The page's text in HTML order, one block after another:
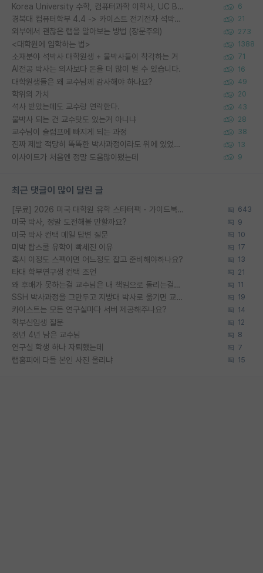
Korea University 수학, 컴퓨터과학 이학사, UC Berkeley 산업공학 대학원 공학박사가 되는 것은 쉽지 않겠죠? 6
경북대 컴퓨터학부 4.4 -> 카이스트 전기전자 석박사통합과정 합격 21
외부에서 괜찮은 랩을 알아보는 방법 (장문주의) 273
<대학원에 입학하는 법> 1388
소재분야 석박사 대학원생 + 물박사들이 착각하는 거 71
AI전공 박사는 의사보다 돈을 더 많이 벌 수 있습니다. 16
대학원생들은 왜 교수님께 감사해야 하나요? 49
학위의 가치 20
석사 받았는데도 교수랑 연락한다. 43
물박사 되는 건 교수탓도 있는거 아니냐 28
교수님이 슬럼프에 빠지게 되는 과정 38
진짜 제발 적당히 똑똑한 박사과정이라도 위에 있었으면.. 13
이사이트가 처음엔 정말 도움많이됐는데 9
최근 댓글이 많이 달린 글
[무료] 2026 미국 대학원 유학 스타터팩 - 가이드북 & 합격자 컨택메일 템플릿 643
미국 박사, 정말 도전해볼 만할까요? 9
미국 박사 컨택 메일 답변 질문 10
미박 탑스쿨 유학이 빡세진 이유 17
혹시 이정도 스펙이면 어느정도 잡고 준비해야하나요? 13
타대 학부연구생 컨택 조언 21
왜 후배가 못하는걸 교수님은 내 책임으로 돌리는걸까요? 11
SSH 박사과정을 그만두고 지방대 박사로 옮기면 교수의 꿈은 끝일까요? 19
카이스트는 모든 연구실마다 서버 제공해주나요? 14
학부신입생 질문 12
정년 4년 남은 교수님 8
연구실 학생 하나 자퇴했는데 7
랩홈피에 다들 본인 사진 올리냐 15